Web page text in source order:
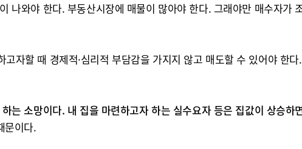
나와야 한다. 부동산시장에 매물이 많아야 한다. 그래야만 매수자
고자할 때 경제적·심리적 부담감을 가지지 않고 매도할 수 있어야
는 소망이다. 내 집을 마련하고자 하는 실수요자 등은 집값이 상승하
문이다.